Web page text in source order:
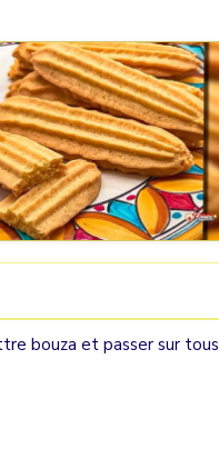
bouza et passer sur tous